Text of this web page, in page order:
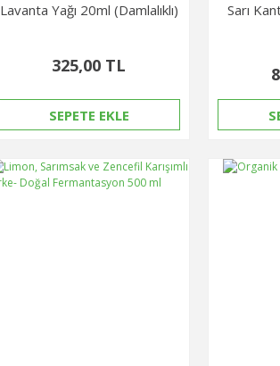
Lavanta Yağı 20ml (Damlalıklı)
325,00 TL
SEPETE EKLE
Sarı